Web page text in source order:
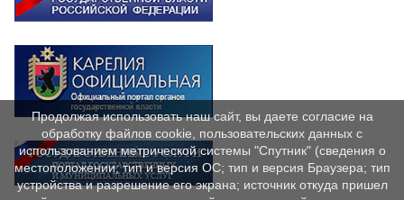
Продолжая использовать наш сайт, вы даете согласие на
обработку файлов cookie, пользовательских данных с
использованием метрической системы "Спутник" (сведения о
местоположении; тип и версия ОС; тип и версия Браузера; тип
устройства и разрешение его экрана; источник откуда пришел